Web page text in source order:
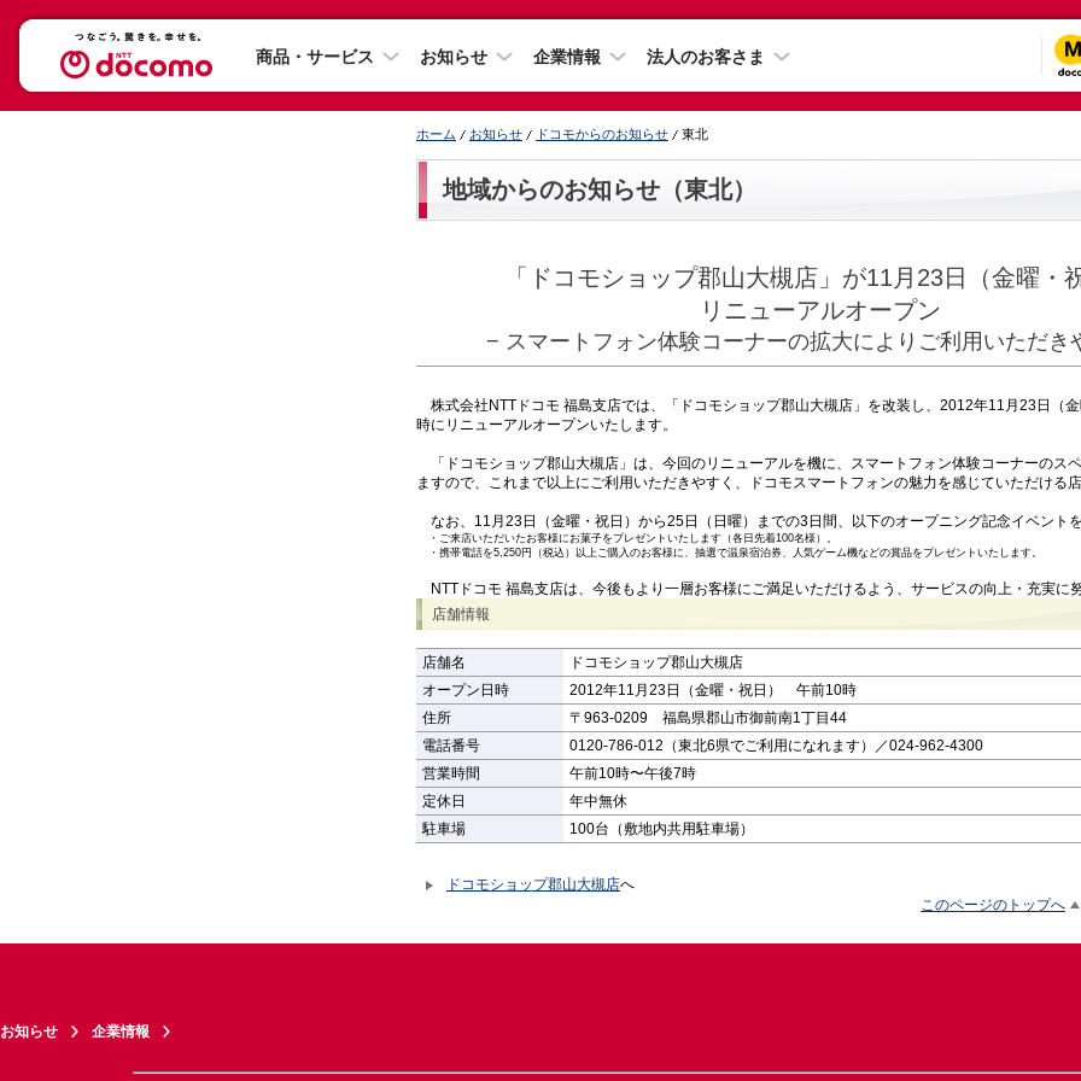
商品・サービス お知らせ 企業情報 法人のお客さま
ホーム お知らせ ドコモからのお知らせ 東北
地域からのお知らせ（東北）
「ドコモショップ郡山大槻店」が11月23日（金曜・
リニューアルオープン
− スマートフォン体験コーナーの拡大によりご利用いただき
株式会社NTTドコモ 福島支店では、「ドコモショップ郡山大槻店」を改装し、2012年11月23日（
時にリニューアルオープンいたします。
「ドコモショップ郡山大槻店」は、今回のリニューアルを機に、スマートフォン体験コーナーのス
ますので、これまで以上にご利用いただきやすく、ドコモスマートフォンの魅力を感じていただける店
なお、11月23日（金曜・祝日）から25日（日曜）までの3日間、以下のオープニング記念イベントを
・ ご来店いただいたお客様にお菓子をプレゼントいたします（各日先着100名様）。
・ 携帯電話を5,250円（税込）以上ご購入のお客様に、抽選で温泉宿泊券、人気ゲーム機などの賞品をプレゼントいたします。
NTTドコモ 福島支店は、今後もより一層お客様にご満足いただけるよう、サービスの向上・充実に
店舗情報
店舗名
ドコモショップ郡山大槻店
オープン日時
2012年11月23日（金曜・祝日） 午前10時
住所
〒963-0209 福島県郡山市御前南1丁目44
電話番号
0120-786-012（東北6県でご利用になれます）／024-962-4300
営業時間
午前10時〜午後7時
定休日
年中無休
駐車場
100台（敷地内共用駐車場）
ドコモショップ郡山大槻店へ
このページのトップへ
お知らせ 企業情報